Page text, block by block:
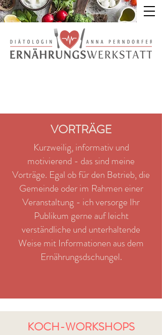
VORTRÄGE
Kurzweilig, informativ und
motivierend - das sind meine
Vorträge. Egal ob für den Betrieb, die
Gemeinde oder im Rahmen einer
Veranstaltung - ich versorge Ihr
Publikum gerne auf leicht
verständliche und unterhaltende
Weise mit Informationen aus dem
Ernährungsdschungel.
KOCH-WORKSHOPS